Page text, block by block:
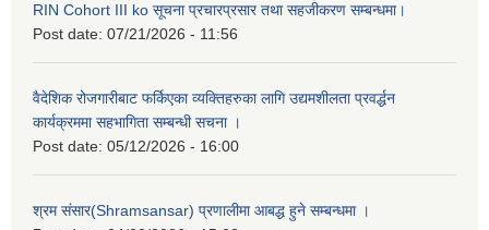
RIN Cohort III ko सूचना प्रचारप्रसार तथा सहजीकरण सम्बन्धमा।
Post date: 07/21/2026 - 11:56
वैदेशिक रोजगारीबाट फर्किएका व्यक्तिहरुका लागि उद्यमशीलता प्रवर्द्धन
कार्यक्रममा सहभागिता सम्बन्धी सचना ।
Post date: 05/12/2026 - 16:00
श्रम संसार(Shramsansar) प्रणालीमा आबद्ध हुने सम्बन्धमा ।